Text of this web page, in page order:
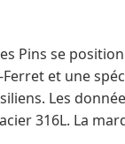
Pins se
et une
Les
316L. La